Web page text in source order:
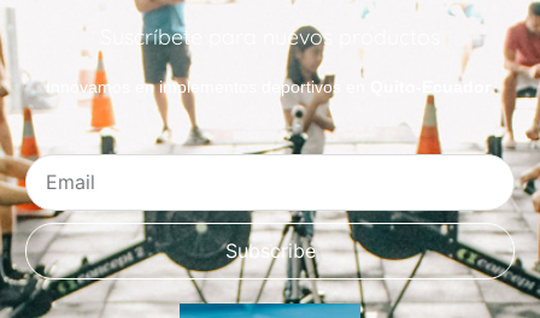
Suscríbete para nuevos productos
Innovamos en implementos deportivos en Quito-Ecuador .
Email
Subscribe